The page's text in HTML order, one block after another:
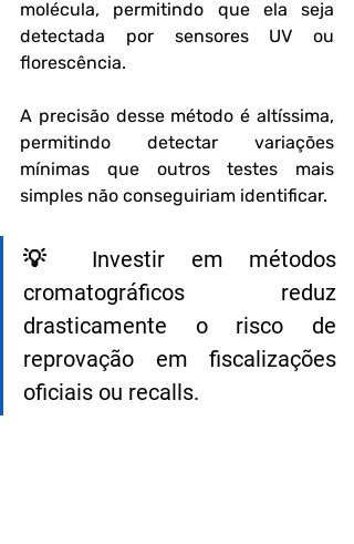
molécula, permitindo que ela seja
detectada por sensores UV ou
florescência.
A precisão desse método é altíssima,
permitindo detectar variações
mínimas que outros testes mais
simples não conseguiriam identificar.
💡 Investir em métodos
cromatográficos reduz
drasticamente o risco de
reprovação em fiscalizações
oficiais ou recalls.